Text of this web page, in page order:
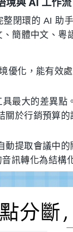
境與 AI 工作流
閉環的 AI 助
簡體中文、粵
優化，能有效
具最大的差異
於行銷預算
動提取會議中
訊轉化為結構